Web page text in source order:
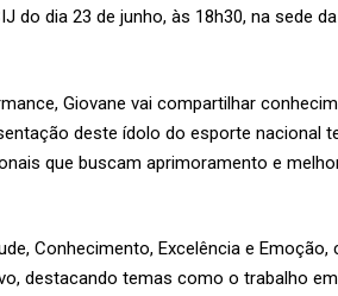
do dia 23 de junho, às 18h30, na sede
Giovane vai compartilhar
deste ídolo do esporte nacional
que buscam aprimoramento e
Conhecimento, Excelência e Emoção,
destacando temas como o trabalho em